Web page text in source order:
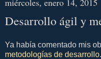
miércoles, enero 14, 2015
Desarrollo ágil y
Ya había comentado mis
metodologías de desarrollo